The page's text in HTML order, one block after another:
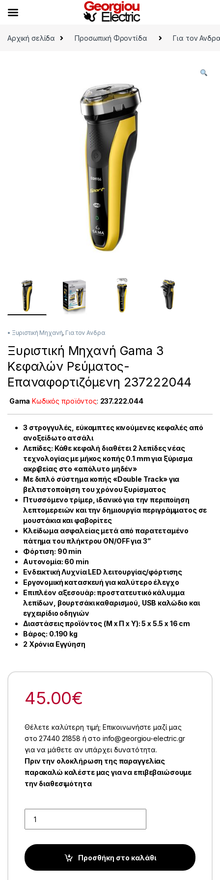
Αρχική σελίδα
Προσωπική Φροντίδα Για τον
• Ξυριστική Μηχανή, Για τον Ανδρα
Ξυριστική Μηχανή Gama 3
Κεφαλών Ρεύματος-
Επαναφορτιζόμενη 237222044
Gama Κωδικός προϊόντος: 237.222.044
3 στρογγυλές, εύκαμπτες κινούμενες κεφαλές από
ανοξείδωτο ατσάλι
Λεπίδες: Κάθε κεφαλή διαθέτει 2 λεπίδες νέας
τεχνολογίας με μήκος κοπής 0.1 mm για ξύρισμα
ακριβείας στο «απόλυτο μηδέν»
Με διπλό σύστημα κοπής «Double Track» για
βελτιστοποίηση του χρόνου ξυρίσματος
Πτυσσόμενο τρίμερ, ιδανικό για την περιποίηση
λεπτομερειών και την δημιουργία περιγράμματος σε
μουστάκια και φαβορίτες
Κλείδωμα ασφαλείας μετά από παρατεταμένο
πάτημα του πλήκτρου ON/OFF για 3”
Φόρτιση: 90 min
Αυτονομία: 60 min
Ενδεικτική Λυχνία LED λειτουργίας/φόρτισης
Εργονομική κατασκευή για καλύτερο έλεγχο
Επιπλέον αξεσουάρ: προστατευτικό κάλυμμα
λεπίδων, βουρτσάκι καθαρισμού, USB καλώδιο και
εγχειρίδιο οδηγιών
Διαστάσεις προϊόντος (Μ x Π x Υ): 5 x 5.5 x 16 cm
Βάρος: 0.190 kg
2 Χρόνια Εγγύηση
45.00€
Θέλετε καλύτερη τιμή; Επικοινωνήστε μαζί μας
στο 27440 21858 ή στο info@georgiou-electric.gr
για να μάθετε αν υπάρχει δυνατότητα.
Πριν την ολοκλήρωση της παραγγελίας
παρακαλώ καλέστε μας για να επιβεβαιώσουμε
την διαθεσιμότητα
Προσθήκη στο καλάθι